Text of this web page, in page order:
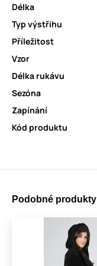
Délka
Typ výstřihu
Příležitost
Vzor
Délka rukávu
Sezóna
Zapínání
Kód produktu
Podobné produkty